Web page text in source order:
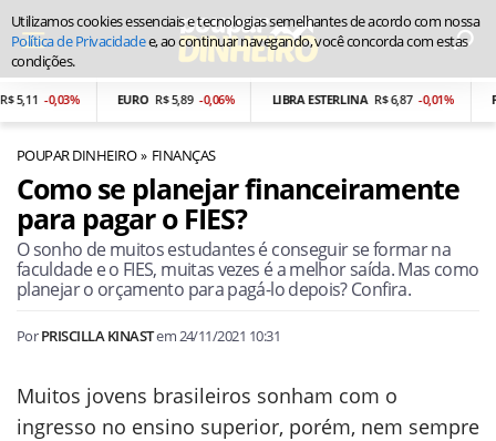
-0,03% EURO R$ 5,89 -0,06% LIBRA ESTERLINA R$ 6,87 -0,01%
POUPAR DINHEIRO FINANÇAS
Como se planejar financeiramente
para pagar o FIES?
O sonho de muitos estudantes é conseguir se formar na
faculdade e o FIES, muitas vezes é a melhor saída. Mas como
planejar o orçamento para pagá-lo depois? Confira.
PorPRISCILLA KINASTem24/11/2021 10:31
Muitos jovens brasileiros sonham com o
ingresso no ensino superior, porém, nem sempre
Utilizamos cookies essenciais e tecnologias semelhantes de acordo com nossa
Política de Privacidadee, ao continuar navegando, você concorda com estas
condições.